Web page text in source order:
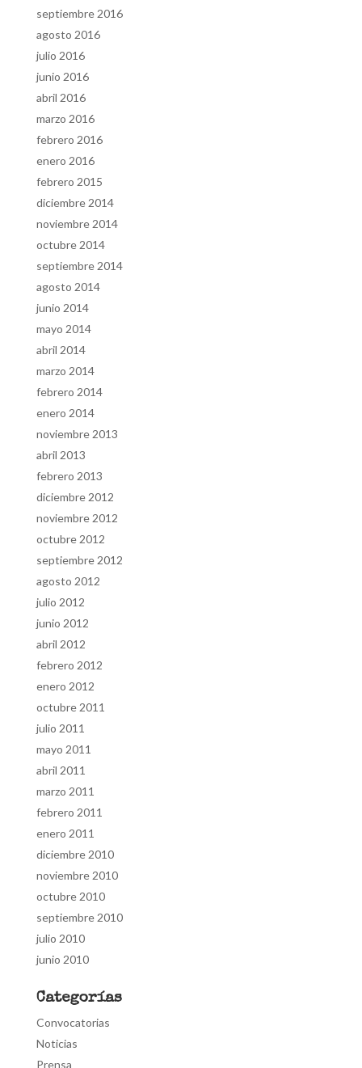
septiembre 2016
agosto 2016
julio 2016
junio 2016
abril 2016
marzo 2016
febrero 2016
enero 2016
febrero 2015
diciembre 2014
noviembre 2014
octubre 2014
septiembre 2014
agosto 2014
junio 2014
mayo 2014
abril 2014
marzo 2014
febrero 2014
enero 2014
noviembre 2013
abril 2013
febrero 2013
diciembre 2012
noviembre 2012
octubre 2012
septiembre 2012
agosto 2012
julio 2012
junio 2012
abril 2012
febrero 2012
enero 2012
octubre 2011
julio 2011
mayo 2011
abril 2011
marzo 2011
febrero 2011
enero 2011
diciembre 2010
noviembre 2010
octubre 2010
septiembre 2010
julio 2010
junio 2010
Categorías
Convocatorias
Noticias
Prensa